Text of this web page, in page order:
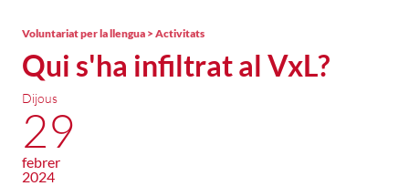
Qui s'ha infiltrat al VxL?
Voluntariat per la llengua > Activitats
Dijous
29
febrer
2024